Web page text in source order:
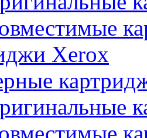
Xerox